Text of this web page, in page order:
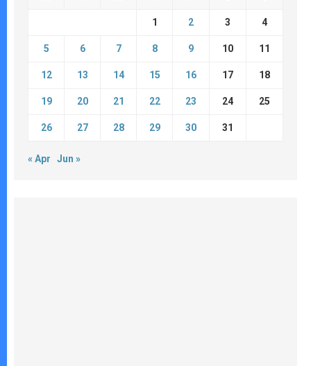
1 2 3 4
5 6 7 8 9 10 11
12 13 14 15 16 17 18
19 20 21 22 23 24 25
26 27 28 29 30 31
« Apr Jun »